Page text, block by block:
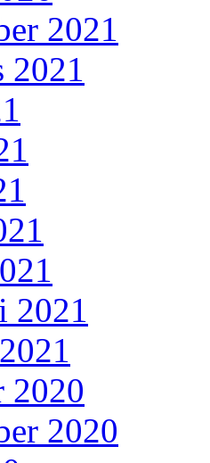
2021
2021
2021
2020
2020